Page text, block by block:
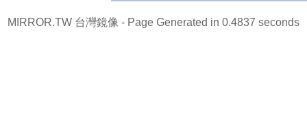
MIRROR.TW 台灣鏡像 - Page Generated in 0.4837 seconds